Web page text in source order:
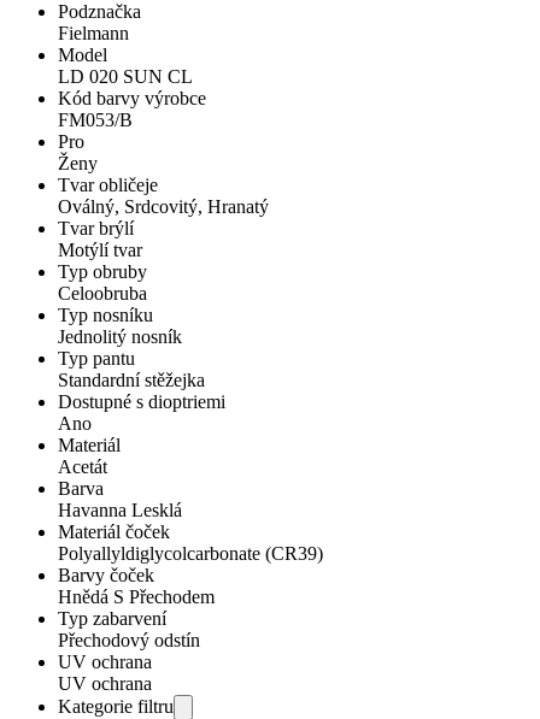
Podznačka
Fielmann
Model
LD 020 SUN CL
Kód barvy výrobce
FM053/B
Pro
Ženy
Tvar obličeje
Oválný, Srdcovitý, Hranatý
Tvar brýlí
Motýlí tvar
Typ obruby
Celoobruba
Typ nosníku
Jednolitý nosník
Typ pantu
Standardní stěžejka
Dostupné s dioptriemi
Ano
Materiál
Acetát
Barva
Havanna Lesklá
Materiál čoček
Polyallyldiglycolcarbonate (CR39)
Barvy čoček
Hnědá S Přechodem
Typ zabarvení
Přechodový odstín
UV ochrana
UV ochrana
Kategorie filtru